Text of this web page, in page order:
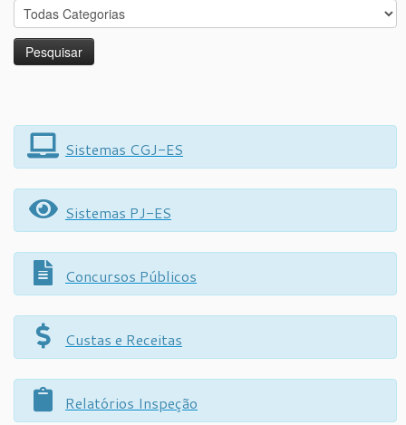
Sistemas CGJ-ES
Sistemas PJ-ES
Concursos Públicos
Custas e Receitas
Relatórios Inspeção